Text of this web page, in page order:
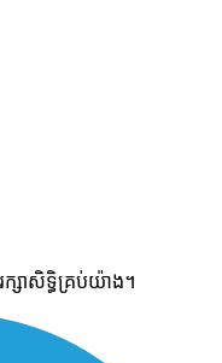
ក្សាសិទ្ធិគ្រប់យ៉ាង។